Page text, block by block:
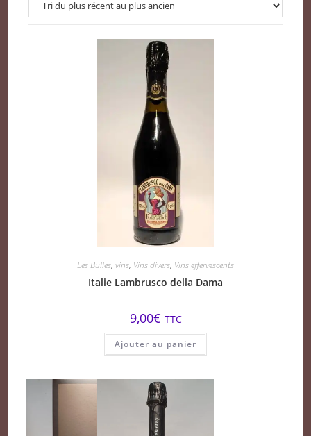
Les Bulles, vins, Vins divers, Vins effervescents
Italie Lambrusco della Dama
9,00€ TTC
Ajouter au panier